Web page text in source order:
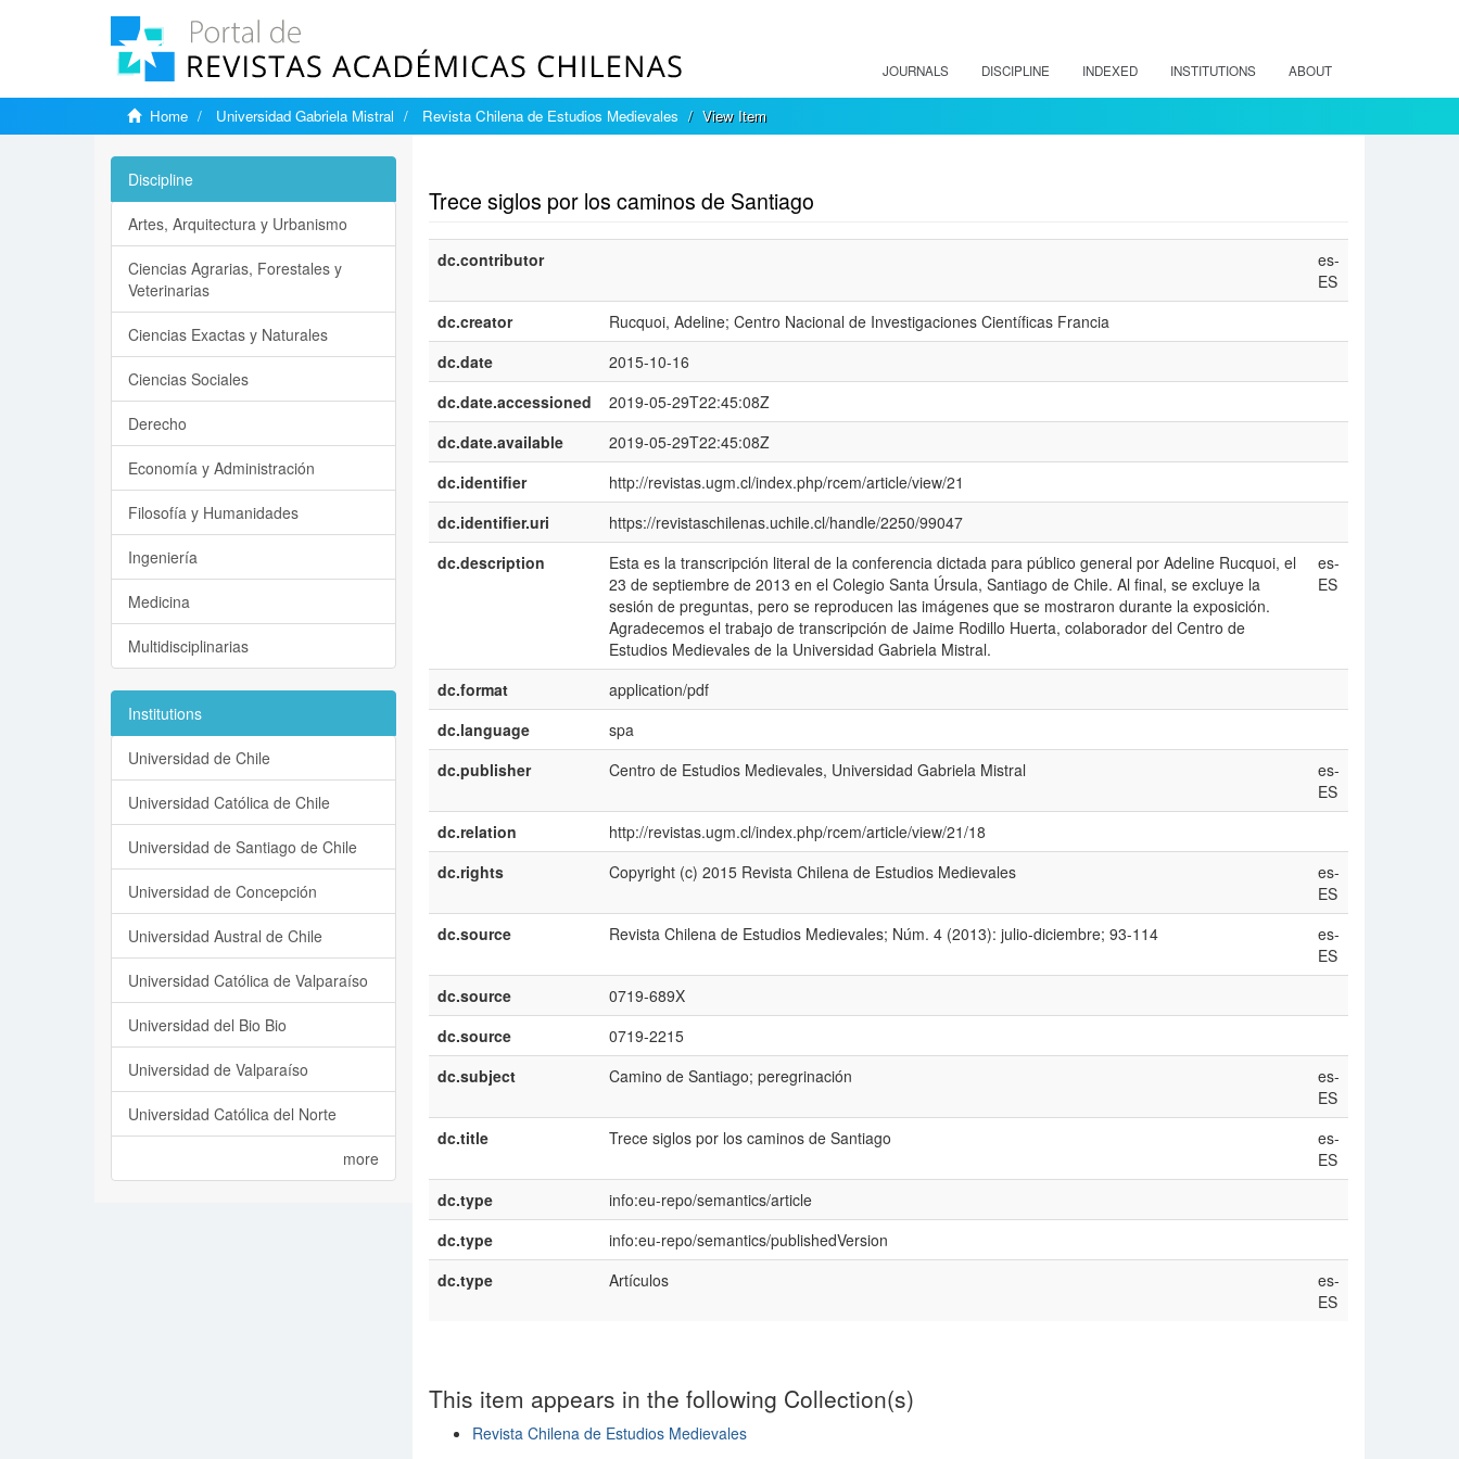
JOURNALS DISCIPLINE INDEXED INSTITUTIONS ABOUT
Home Universidad Gabriela Mistral Revista Chilena de Estudios Medievales View Item
Trece siglos por los caminos de Santiago
dc.contributor
es-
ES
dc.creator
Rucquoi, Adeline; Centro Nacional de Investigaciones Científicas Francia
dc.date
2015-10-16
dc.date.accessioned
2019-05-29T22:45:08Z
dc.date.available
2019-05-29T22:45:08Z
dc.identifier
http://revistas.ugm.cl/index.php/rcem/article/view/21
dc.identifier.uri
https://revistaschilenas.uchile.cl/handle/2250/99047
dc.description
Esta es la transcripción literal de la conferencia dictada para público general por Adeline Rucquoi, el
23 de septiembre de 2013 en el Colegio Santa Úrsula, Santiago de Chile. Al final, se excluye la
sesión de preguntas, pero se reproducen las imágenes que se mostraron durante la exposición.
Agradecemos el trabajo de transcripción de Jaime Rodillo Huerta, colaborador del Centro de
Estudios Medievales de la Universidad Gabriela Mistral.
es-
ES
dc.format
application/pdf
dc.language
spa
dc.publisher
Centro de Estudios Medievales, Universidad Gabriela Mistral
es-
ES
dc.relation
http://revistas.ugm.cl/index.php/rcem/article/view/21/18
dc.rights
Copyright (c) 2015 Revista Chilena de Estudios Medievales
es-
ES
dc.source
Revista Chilena de Estudios Medievales; Núm. 4 (2013): julio-diciembre; 93-114
es-
ES
dc.source
0719-689X
dc.source
0719-2215
dc.subject
Camino de Santiago; peregrinación
es-
ES
dc.title
Trece siglos por los caminos de Santiago
es-
ES
dc.type
info:eu-repo/semantics/article
dc.type
info:eu-repo/semantics/publishedVersion
dc.type
Artículos
es-
ES
This item appears in the following Collection(s)
Revista Chilena de Estudios Medievales
Discipline
Artes, Arquitectura y Urbanismo
Ciencias Agrarias, Forestales y
Veterinarias
Ciencias Exactas y Naturales
Ciencias Sociales
Derecho
Economía y Administración
Filosofía y Humanidades
Ingeniería
Medicina
Multidisciplinarias
Institutions
Universidad de Chile
Universidad Católica de Chile
Universidad de Santiago de Chile
Universidad de Concepción
Universidad Austral de Chile
Universidad Católica de Valparaíso
Universidad del Bio Bio
Universidad de Valparaíso
Universidad Católica del Norte
more